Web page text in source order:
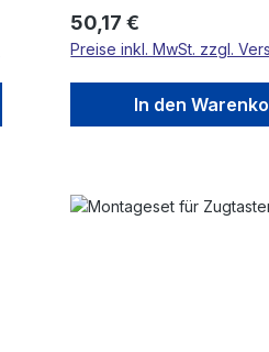
Regulärer Preis:
50,17 €
Preise inkl. MwSt. zzgl.
In den